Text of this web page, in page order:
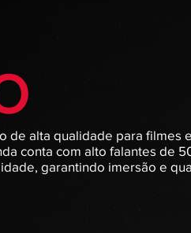
de alta qualidade para filmes
conta com alto falantes de
garantindo imersão e